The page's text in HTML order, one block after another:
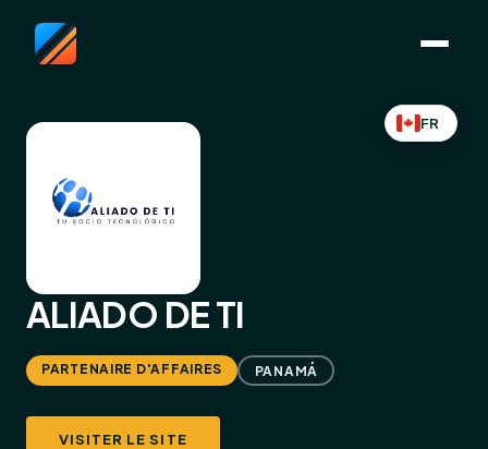
ALIADO DE TI
PARTENAIRE D'AFFAIRES PANAMÁ
VISITER LE SITE
FR